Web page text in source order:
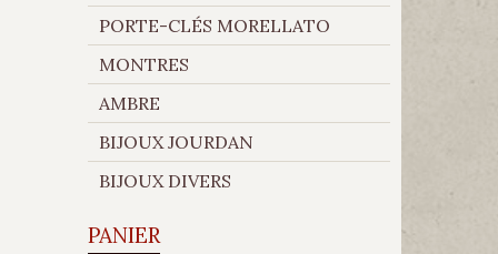
PORTE-CLÉS MORELLATO
MONTRES
AMBRE
BIJOUX JOURDAN
BIJOUX DIVERS
PANIER